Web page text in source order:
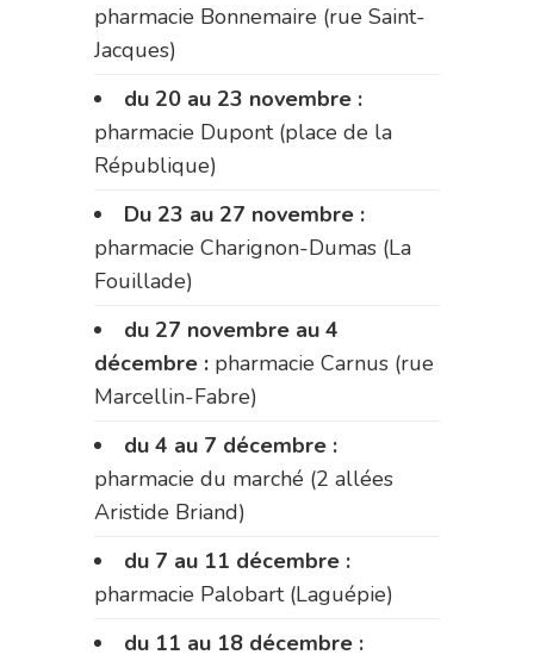
pharmacie Bonnemaire (rue Saint-
Jacques)
du 20 au 23 novembre :
pharmacie Dupont (place de la
République)
Du 23 au 27 novembre :
pharmacie Charignon-Dumas (La
Fouillade)
du 27 novembre au 4
décembre : pharmacie Carnus (rue
Marcellin-Fabre)
du 4 au 7 décembre :
pharmacie du marché (2 allées
Aristide Briand)
du 7 au 11 décembre :
pharmacie Palobart (Laguépie)
du 11 au 18 décembre :